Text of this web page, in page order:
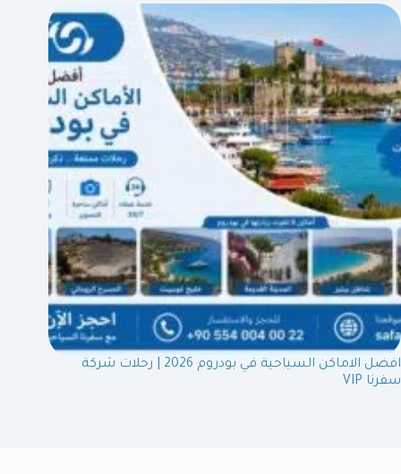
افضل الاماكن السياحية في بودروم 2026 | رحلات شركة
سفرنا VIP